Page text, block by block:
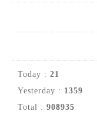
Today : 21
Yesterday : 1359
Total : 908935